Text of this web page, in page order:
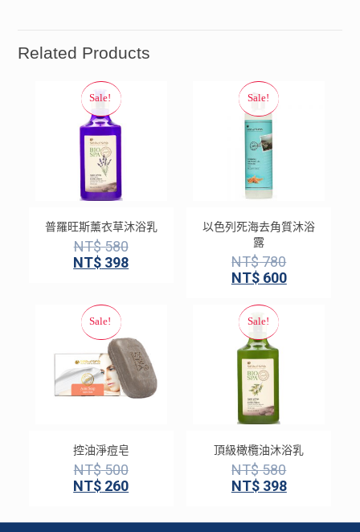
Related Products
普羅旺斯薰衣草沐浴乳
NT$580
NT$ 398
以色列死海去角質沐浴
露
NT$780
NT$600
控油淨痘皂
NT$500
NT$ 260
頂級橄欖油沐浴乳
NT$580
NT$398